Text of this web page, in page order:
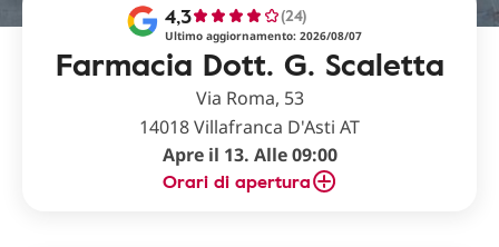
Farmacia Dott. G. Scaletta
4,3 (24)
Ultimo aggiornamento: 2026/08/07
Via Roma, 53
14018 Villafranca D'Asti AT
Apre il 13. Alle 09:00
Orari di apertura